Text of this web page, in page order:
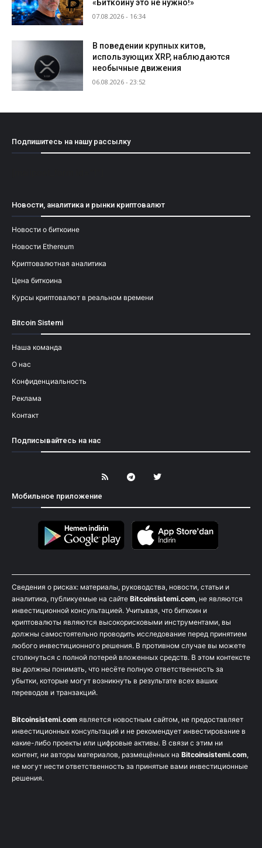
«Биткоину это не нужно!»
07.08.2026 - 16:34
В поведении крупных китов,
использующих XRP, наблюдаются
необычные движения
06.08.2026 - 23:52
Подпишитесь на нашу рассылку
Новости, аналитика и рынки криптовалют
Новости о биткоине
Новости Ethereum
Криптовалютная аналитика
Цена биткоина
Курсы криптовалют в реальном времени
Bitcoin Sistemi
Наша команда
О нас
Конфиденциальность
Реклама
Контакт
Подписывайтесь на нас
Мобильное приложение
Сведения о рисках: материалы, руководства, новости, статьи и
аналитика, публикуемые на сайте Bitcoinsistemi.com, не являются
инвестиционной консультацией. Учитывая, что биткоин и
криптовалюты являются высокорисковыми инструментами, вы
должны самостоятельно проводить исследование перед принятием
любого инвестиционного решения. В противном случае вы можете
столкнуться с полной потерей вложенных средств. В этом контексте
вы должны понимать, что несёте полную ответственность за
убытки, которые могут возникнуть в результате всех ваших
переводов и транзакций.
Bitcoinsistemi.com является новостным сайтом, не предоставляет
инвестиционных консультаций и не рекомендует инвестирование в
какие-либо проекты или цифровые активы. В связи с этим ни
контент, ни авторы материалов, размещённых на Bitcoinsistemi.com,
не могут нести ответственность за принятые вами инвестиционные
решения.